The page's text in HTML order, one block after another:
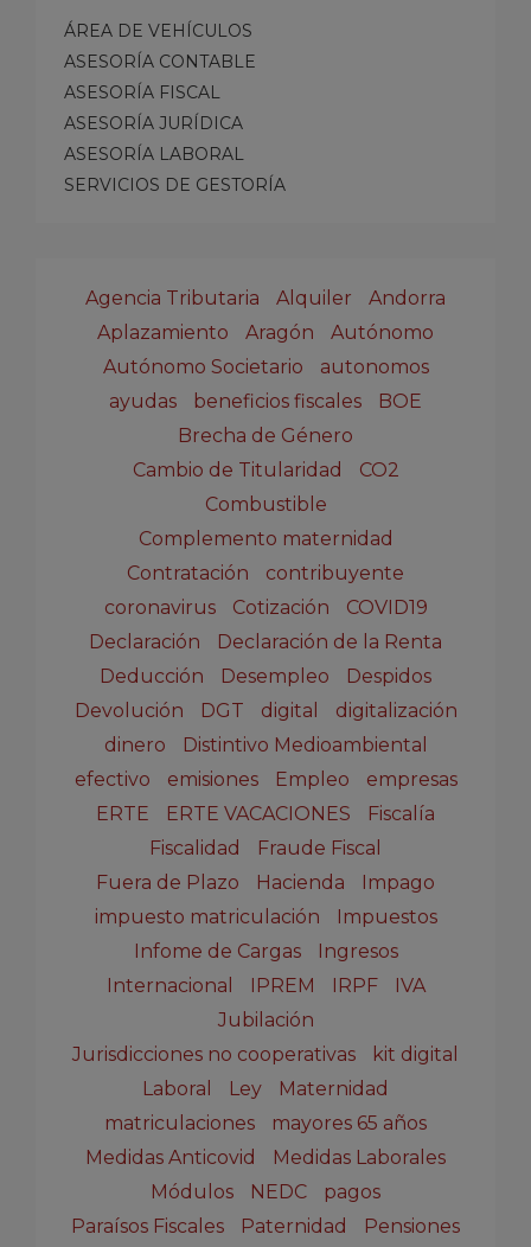
ÁREA DE VEHÍCULOS
ASESORÍA CONTABLE
ASESORÍA FISCAL
ASESORÍA JURÍDICA
ASESORÍA LABORAL
SERVICIOS DE GESTORÍA
Agencia Tributaria Alquiler
Andorra
Aplazamiento
Aragón
Autónomo
Autónomo Societario
autonomos
ayudas
beneficios fiscales
BOE
Brecha de Género
Cambio de Titularidad
CO2
Combustible
Complemento maternidad
Contratación
contribuyente
coronavirus
Cotización
COVID19
Declaración
Declaración de la Renta
Deducción
Desempleo
Despidos
Devolución
DGT digital
digitalización
dinero
Distintivo Medioambiental
efectivo
emisiones Empleo
empresas
ERTE
ERTE VACACIONES
Fiscalía
Fiscalidad
Fraude Fiscal
Fuera de Plazo
Hacienda
Impago
impuesto matriculación
Impuestos
Infome de Cargas
Ingresos
Internacional
IPREM IRPF
IVA
Jubilación
Jurisdicciones no cooperativas
kit digital
Laboral
Ley
Maternidad
matriculaciones
mayores 65 años
Medidas Anticovid
Medidas Laborales
Módulos
NEDC
pagos
Paraísos Fiscales
Paternidad
Pensiones